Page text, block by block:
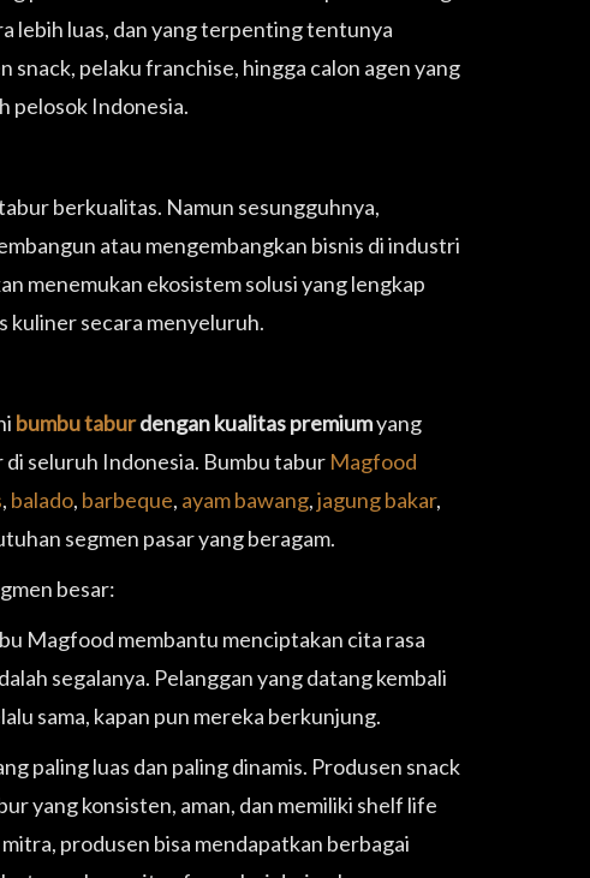
lebih luas, dan yang terpenting tentunya
pelaku franchise, hingga calon agen yang
pelosok Indonesia.
berkualitas. Namun sesungguhnya,
atau mengembangkan bisnis di industri
menemukan ekosistem solusi yang lengkap
kuliner secara menyeluruh.
bumbu taburdengan kualitas premiumyang
seluruh Indonesia. Bumbu tabur Magfood
, balado, barbeque, ayam bawang,jagung bakar,
segmen pasar yang beragam.
besar:
Magfood membantu menciptakan cita rasa
segalanya. Pelanggan yang datang kembali
sama, kapan pun mereka berkunjung.
paling luas dan paling dinamis. Produsen snack
yang konsisten, aman, dan memiliki shelf life
produsen bisa mendapatkan berbagai